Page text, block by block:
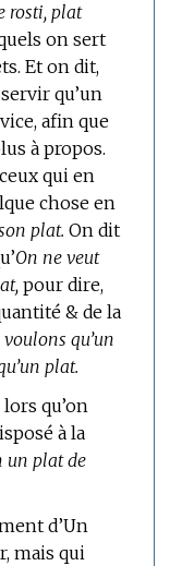
rosti, plat
on sert
Et on dit,
qu’un
afin que
à propos.
qui en
chose en
plat. On dit
On ne veut
pour dire,
& de la
qu’un
plat.
qu’on
à la
un plat de
d’Un
mais qui